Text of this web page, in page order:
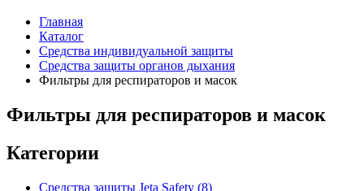
Главная
Каталог
Средства индивидуальной защиты
Средства защиты органов дыхания
Фильтры для респираторов и масок
Фильтры для респираторов и масок
Категории
Средства защиты Jeta Safety (8)